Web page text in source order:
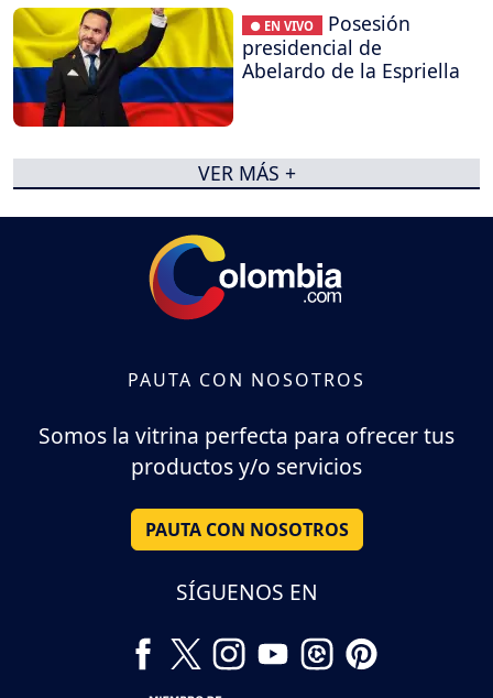
● EN VIVO
Posesión
presidencial de
Abelardo de la Espriella
VER MÁS +
PAUTA CON NOSOTROS
Somos la vitrina perfecta para ofrecer tus
productos y/o servicios
PAUTA CON NOSOTROS
SÍGUENOS EN